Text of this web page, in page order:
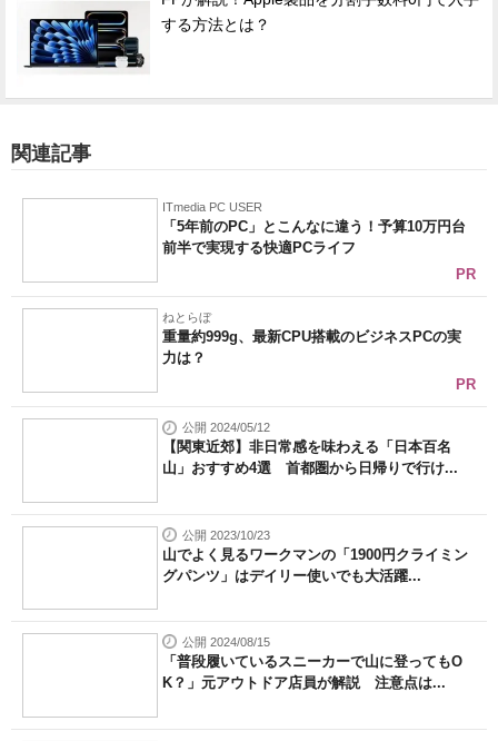
する方法とは？
関連記事
ITmedia PC USER
「5年前のPC」とこんなに違う！予算10万円台
前半で実現する快適PCライフ
PR
ねとらぼ
重量約999g、最新CPU搭載のビジネスPCの実
力は？
PR
公開 2024/05/12
【関東近郊】非日常感を味わえる「日本百名
山」おすすめ4選 首都圏から日帰りで行け...
公開 2023/10/23
山でよく見るワークマンの「1900円クライミン
グパンツ」はデイリー使いでも大活躍...
公開 2024/08/15
「普段履いているスニーカーで山に登ってもO
K？」元アウトドア店員が解説 注意点は...